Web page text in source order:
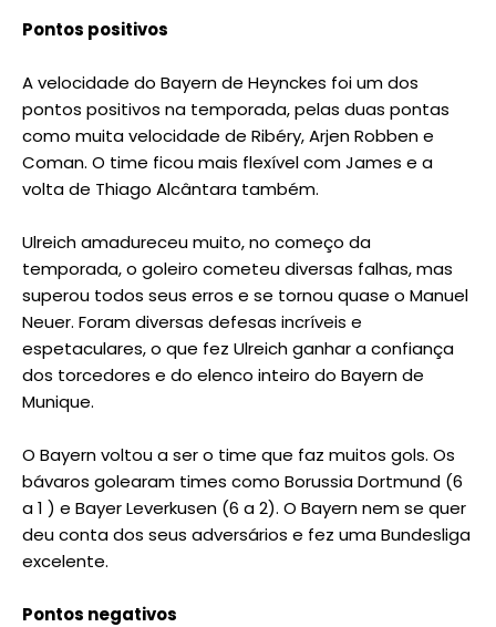
Pontos positivos
A velocidade do Bayern de Heynckes foi um dos
pontos positivos na temporada, pelas duas pontas
como muita velocidade de Ribéry, Arjen Robben e
Coman. O time ficou mais flexível com James e a
volta de Thiago Alcântara também.
Ulreich amadureceu muito, no começo da
temporada, o goleiro cometeu diversas falhas, mas
superou todos seus erros e se tornou quase o Manuel
Neuer. Foram diversas defesas incríveis e
espetaculares, o que fez Ulreich ganhar a confiança
dos torcedores e do elenco inteiro do Bayern de
Munique.
O Bayern voltou a ser o time que faz muitos gols. Os
bávaros golearam times como Borussia Dortmund (6
a 1 ) e Bayer Leverkusen (6 a 2). O Bayern nem se quer
deu conta dos seus adversários e fez uma Bundesliga
excelente.
Pontos negativos